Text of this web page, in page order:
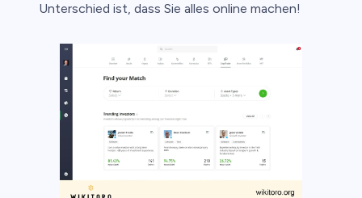
Unterschied ist, dass Sie alles online machen!